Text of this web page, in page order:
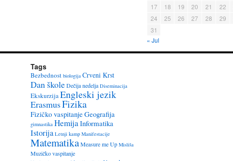
17
18 19 20 21 22
24
25 26 27 28 29
31
« Jul
Tags
Bezbednost biologija Crveni Krst
Dan školeDečija nedelja Diseminacija
EkskurzijaEngleski jezik
ErasmusFizika
Fizičko vaspitanjeGeografija
gimnastika HemijaInformatika
Istorija Letnji kamp Manifestacije
MatematikaMeasure me Up Misliša
Muzičko vaspitanje